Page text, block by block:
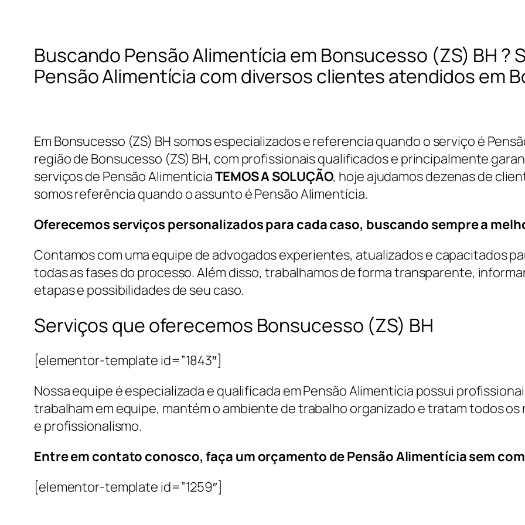
Buscando Pensão Alimentícia em Bonsucesso (ZS) BH ?
Pensão Alimentícia com diversos clientes atendidos em
Em Bonsucesso (ZS) BH somos especializados e referencia quando o serviço é
região de Bonsucesso (ZS) BH, com profissionais qualificados e principalmente
serviços de Pensão AlimentíciaTEMOS A SOLUÇÃO, hoje ajudamos dezenas de
somos referência quando o assunto é Pensão Alimentícia.
Oferecemos serviços personalizados para cada caso, buscando sempre a
Contamos com uma equipe de advogados experientes, atualizados e capacitados
todas as fases do processo. Além disso, trabalhamos de forma transparente,
etapas e possibilidades de seu caso.
Serviços que oferecemos Bonsucesso (ZS) BH
[elementor-template id=”1843″]
Nossa equipe é especializada e qualificada em Pensão Alimentícia possui
trabalham em equipe, mantém o ambiente de trabalho organizado e tratam todos
e profissionalismo.
Entre em contato conosco, faça um orçamento de Pensão Alimentícia sem
[elementor-template id=”1259″]